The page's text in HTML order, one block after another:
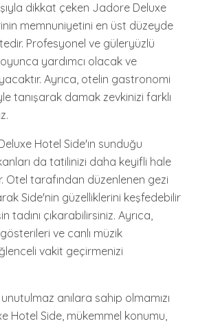
dikkat çeken Jadore Deluxe
memnuniyetini en üst düzeyde
Profesyonel ve güleryüzlü
yardımcı olacak ve
Ayrıca, otelin gastronomi
tanışarak damak zevkinizi farklı
Hotel Side'ın sunduğu
da tatilinizi daha keyifli hale
Otel tarafından düzenlenen gezi
Side'nin güzelliklerini keşfedebilir
tadını çıkarabilirsiniz. Ayrıca,
ve canlı müzik
vakit geçirmenizi
anılara sahip olmamızı
Hotel Side, mükemmel konumu,